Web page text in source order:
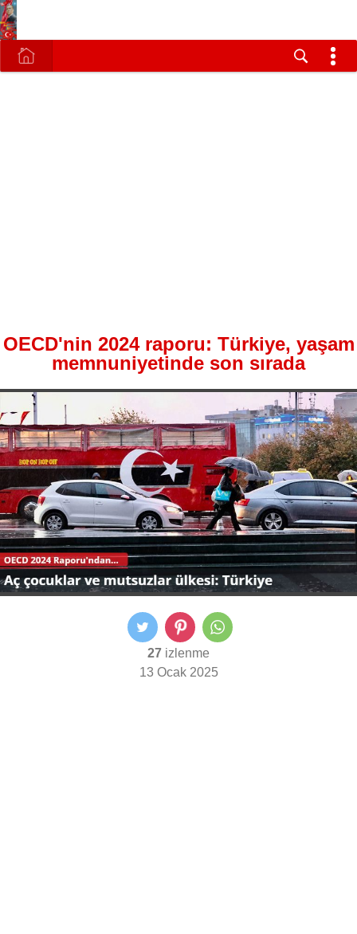
OECD'nin 2024 raporu: Türkiye, yaşam
memnuniyetinde son sırada
27 izlenme
13 Ocak 2025